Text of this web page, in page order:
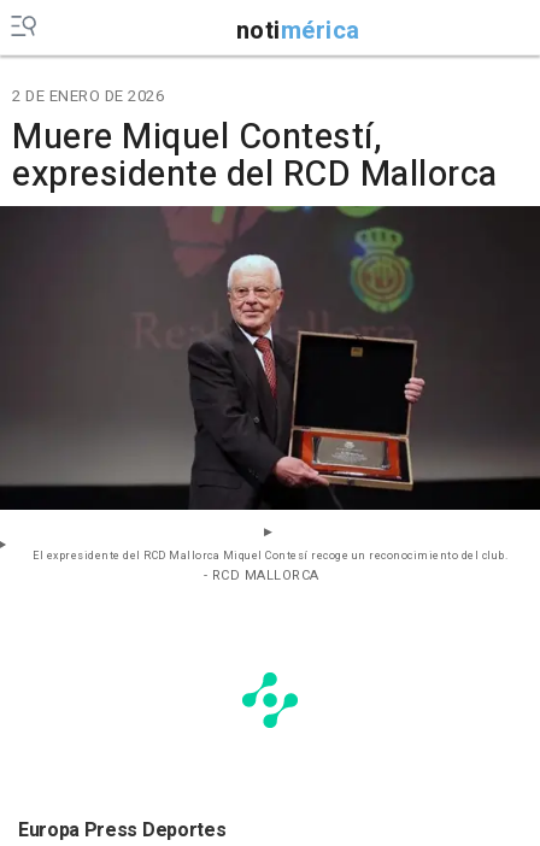
notimérica
2 DE ENERO DE 2026
Muere Miquel Contestí,
expresidente del RCD Mallorca
El expresidente del RCD Mallorca Miquel Contesí recoge un reconocimiento del club.
- RCD MALLORCA
Europa Press Deportes